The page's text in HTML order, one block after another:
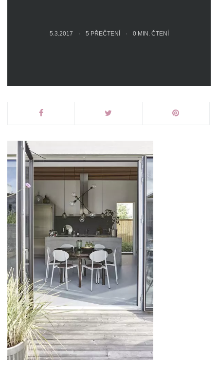
5.3.2017 5 PŘEČTENÍ 0 MIN. ČTENÍ